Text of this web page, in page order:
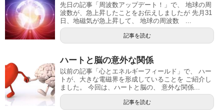
先日の記事「周波数アップデート！」で、 地球の周
波数が、急上昇したことをお伝えしましたが 先月31
日、地磁気が急上昇して、 地球の周波数 ...
記事を読む
ハートと脳の意外な関係
以前の記事「心とエネルギーフィールド」で、 ハー
トが、大きな電磁界を形成していることを ご紹介し
ました。 今回は、ハートと脳の、 意外な関係...
記事を読む